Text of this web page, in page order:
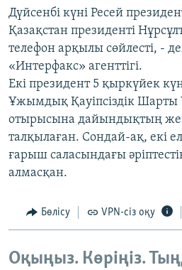
Skip
to
Search
ӘЛЕУМЕТ
ӘЛЕМ
АРНАЙЫ ЖОБАЛАР
Русский
ЖАЗЫЛЫҢЫЗ
Басқа тілдерде
Дүйсенбі күні Ресей
Қазақстан президенті
телефон арқылы сөйлесті, -
«Интерфакс» агенттігі.
Екі президент 5 қыркүйек
Ұжымдық Қауіпсіздік
отырысына дайындықтың
талқылаған. Сондай-ақ, екі
ғарыш саласындағы
алмасқан.
Бөлісу VPN-сіз оқу
Оқыңыз. Көріңіз.